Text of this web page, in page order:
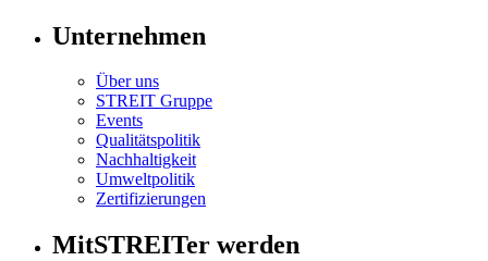
Unternehmen
Über uns
STREIT Gruppe
Events
Qualitätspolitik
Nachhaltigkeit
Umweltpolitik
Zertifizierungen
MitSTREITer werden